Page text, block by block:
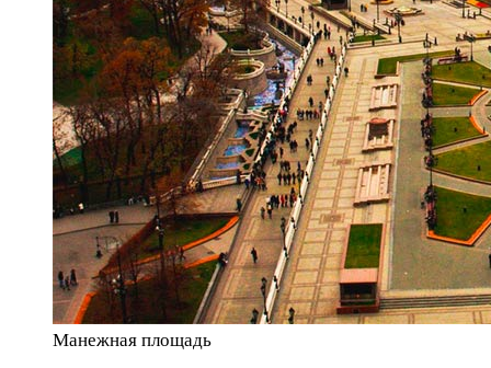
Манежная площадь